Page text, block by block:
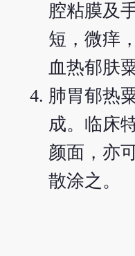
腔粘膜及
短，微痒
血热郁肤
肺胃郁热
成。临床
颜面，亦
散涂之。